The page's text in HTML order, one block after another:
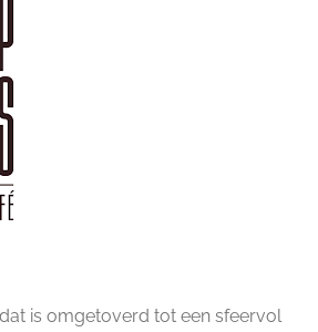
is omgetoverd tot een sfeervol